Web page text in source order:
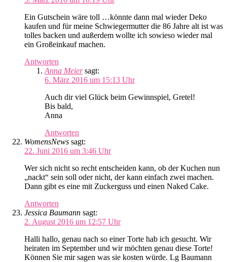
Ein Gutschein wäre toll …könnte dann mal wieder Deko
kaufen und für meine Schwiegermutter die 86 Jahre alt ist was
tolles backen und außerdem wollte ich sowieso wieder mal
ein Großeinkauf machen.
Antworten
Anna Meier sagt:
6. März 2016 um 15:13 Uhr
Auch dir viel Glück beim Gewinnspiel, Gretel!
Bis bald,
Anna
Antworten
WomensNews sagt:
22. Juni 2016 um 3:46 Uhr
Wer sich nicht so recht entscheiden kann, ob der Kuchen nun
„nackt“ sein soll oder nicht, der kann einfach zwei machen.
Dann gibt es eine mit Zuckerguss und einen Naked Cake.
Antworten
Jessica Baumann sagt:
2. August 2016 um 12:57 Uhr
Halli hallo, genau nach so einer Torte hab ich gesucht. Wir
heiraten im September und wir möchten genau diese Torte!
Können Sie mir sagen was sie kosten würde. Lg Baumann